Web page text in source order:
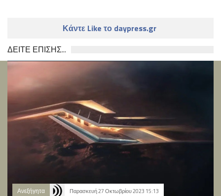
Κάντε Like το daypress.gr
ΔΕΙΤΕ ΕΠΙΣΗΣ...
Ανεξήγητα Παρασκευή 27 Οκτωβρίου 2023 15:13